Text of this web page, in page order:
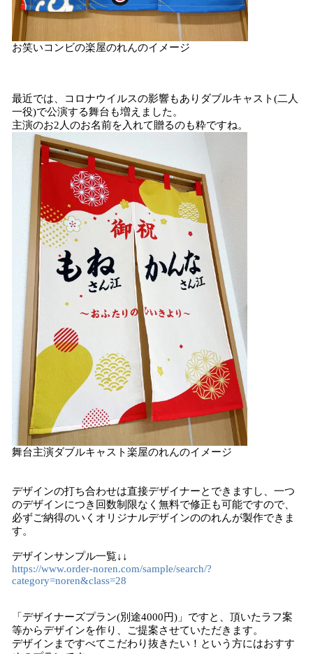
お笑いコンビの楽屋のれんのイメージ
最近では、コロナウイルスの影響もありダブルキャスト(二人
一役)で公演する舞台も増えました。
主演のお2人のお名前を入れて贈るのも粋ですね。
舞台主演ダブルキャスト楽屋のれんのイメージ
デザインの打ち合わせは直接デザイナーとできますし、一つ
のデザインにつき回数制限なく無料で修正も可能ですので、
必ずご納得のいくオリジナルデザインののれんが製作できま
す。
デザインサンプル一覧↓↓
https://www.order-noren.com/sample/search/?
category=noren&class=28
「デザイナーズプラン(別途4000円)」ですと、頂いたラフ案
等からデザインを作り、ご提案させていただきます。
デザインまですべてこだわり抜きたい！という方にはおすす